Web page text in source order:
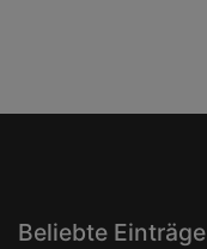
Beliebte Einträge